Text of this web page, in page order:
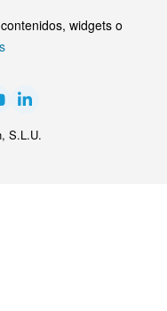
widgets o
S.L.U.